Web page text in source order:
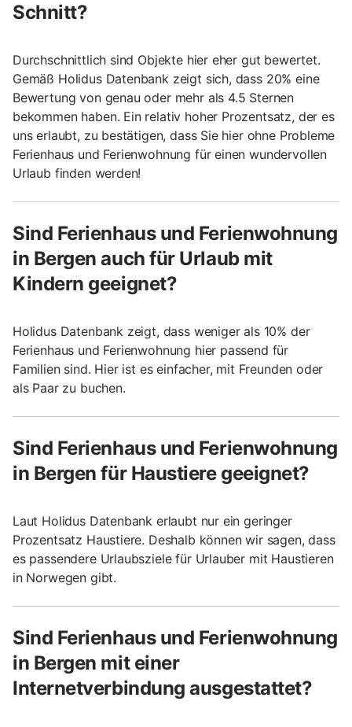
Schnitt?
Durchschnittlich sind Objekte hier eher gut bewertet.
Gemäß Holidus Datenbank zeigt sich, dass 20% eine
Bewertung von genau oder mehr als 4.5 Sternen
bekommen haben. Ein relativ hoher Prozentsatz, der es
uns erlaubt, zu bestätigen, dass Sie hier ohne Probleme
Ferienhaus und Ferienwohnung für einen wundervollen
Urlaub finden werden!
Sind Ferienhaus und Ferienwohnung
in Bergen auch für Urlaub mit
Kindern geeignet?
Holidus Datenbank zeigt, dass weniger als 10% der
Ferienhaus und Ferienwohnung hier passend für
Familien sind. Hier ist es einfacher, mit Freunden oder
als Paar zu buchen.
Sind Ferienhaus und Ferienwohnung
in Bergen für Haustiere geeignet?
Laut Holidus Datenbank erlaubt nur ein geringer
Prozentsatz Haustiere. Deshalb können wir sagen, dass
es passendere Urlaubsziele für Urlauber mit Haustieren
in Norwegen gibt.
Sind Ferienhaus und Ferienwohnung
in Bergen mit einer
Internetverbindung ausgestattet?